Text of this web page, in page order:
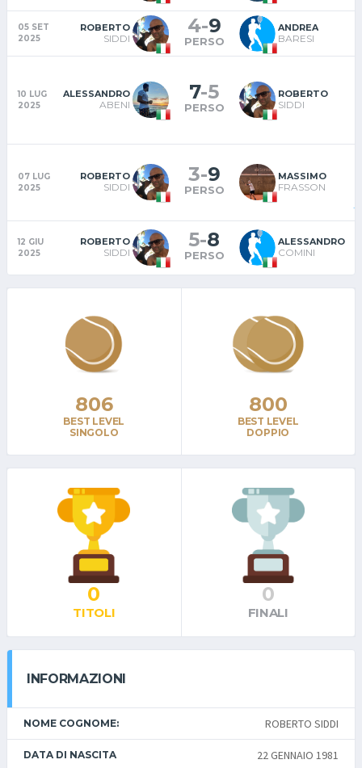
05 SET
2025
ROBERTO
SIDDI
4-9
PERSO
ANDREA
BARESI
10 LUG
2025
ALESSANDRO
ABENI
7-5
PERSO
ROBERTO
SIDDI
07 LUG
2025
ROBERTO
SIDDI
3-9
PERSO
MASSIMO
FRASSON
12 GIU
2025
ROBERTO
SIDDI
5-8
PERSO
ALESSANDRO
COMINI
806
BEST LEVEL
SINGOLO
800
BEST LEVEL
DOPPIO
0
TITOLI
0
FINALI
INFORMAZIONI
NOME COGNOME: ROBERTO SIDDI
DATA DI NASCITA 22 GENNAIO 1981